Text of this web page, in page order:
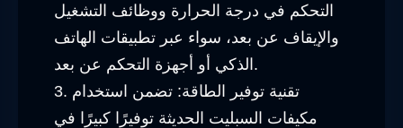
التحكم في درجة الحرارة ووظائف التشغيل
والإيقاف عن بعد، سواء عبر تطبيقات الهاتف
الذكي أو أجهزة التحكم عن بعد.
3. تقنية توفير الطاقة: تضمن استخدام
مكيفات السبليت الحديثة توفيرًا كبيرًا في